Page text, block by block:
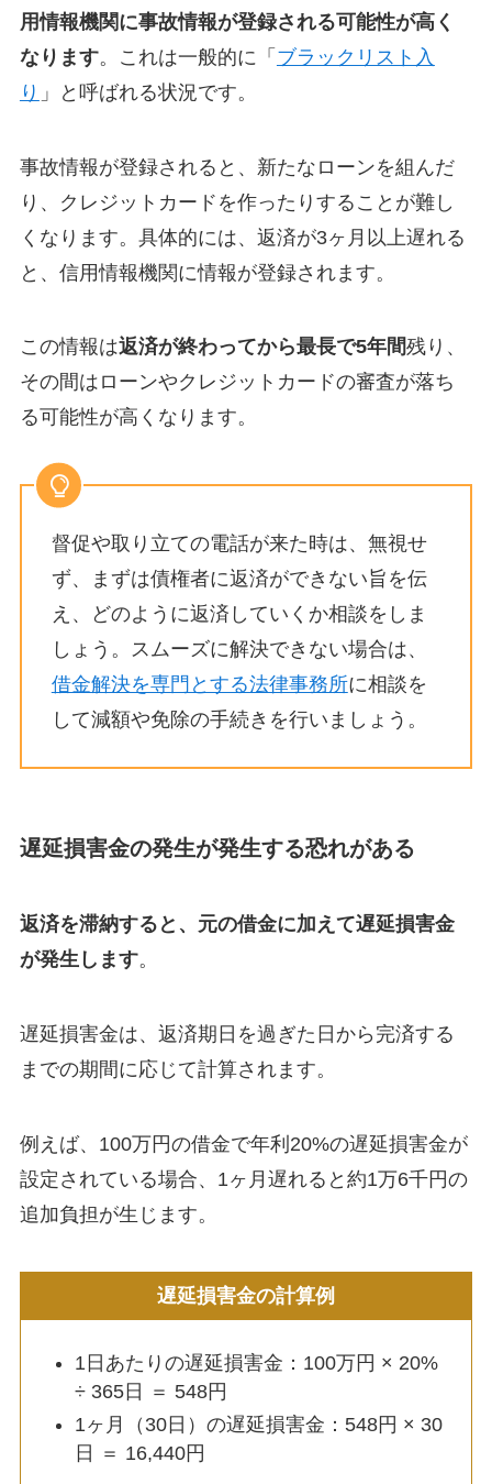
用情報機関に事故情報が登録される可能性が高く
なります。これは一般的に「 ブラックリスト入
り 」と呼ばれる状況です。
事故情報が登録されると、新たなローンを組んだ
り、クレジットカードを作ったりすることが難し
くなります。具体的には、返済が3ヶ月以上遅れる
と、信用情報機関に情報が登録されます。
この情報は返済が終わってから最長で5年間残り、
その間はローンやクレジットカードの審査が落ち
る可能性が高くなります。
督促や取り立ての電話が来た時は、無視せ
ず、まずは債権者に返済ができない旨を伝
え、どのように返済していくか相談をしま
しょう。スムーズに解決できない場合は、
借金解決を専門とする法律事務所に相談を
して減額や免除の手続きを行いましょう。
遅延損害金の発生が発生する恐れがある
返済を滞納すると、元の借金に加えて遅延損害金
が発生します。
遅延損害金は、返済期日を過ぎた日から完済する
までの期間に応じて計算されます。
例えば、100万円の借金で年利20%の遅延損害金が
設定されている場合、1ヶ月遅れると約1万6千円の
追加負担が生じます。
遅延損害金の計算例
1日あたりの遅延損害金：100万円 × 20%
÷ 365日 ＝ 548円
1ヶ月（30日）の遅延損害金：548円 × 30
日 ＝ 16,440円